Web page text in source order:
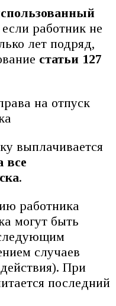
работник не
лет подряд,
статьи 127
на отпуск
выплачивается
все
.
работника
могут быть
случаев
При
последний